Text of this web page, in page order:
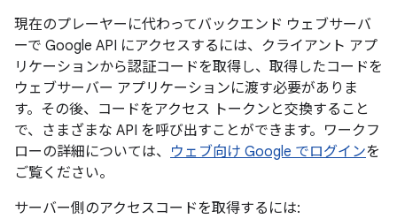
現在のプレーヤーに代わってバックエンド ウェブサーバ
ーで Google API にアクセスするには、クライアント アプ
リケーションから認証コードを取得し、取得したコードを
ウェブサーバー アプリケーションに渡す必要がありま
す。その後、コードをアクセス トークンと交換すること
で、さまざまな API を呼び出すことができます。ワークフ
ローの詳細については、 ウェブ向け Google でログインを
ご覧ください。
サーバー側のアクセスコードを取得するには: